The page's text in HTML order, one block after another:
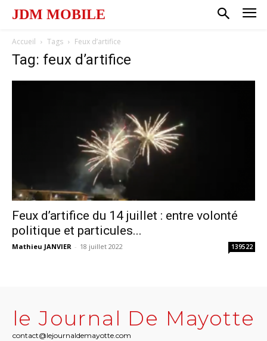
JDM MOBILE
Accueil Tags Feux d’artifice
Tag: feux d’artifice
Feux d’artifice du 14 juillet : entre volonté
politique et particules...
Mathieu JANVIER - 18 juillet 2022 139522
le Journal De Mayotte
contact@lejournaldemayotte.com